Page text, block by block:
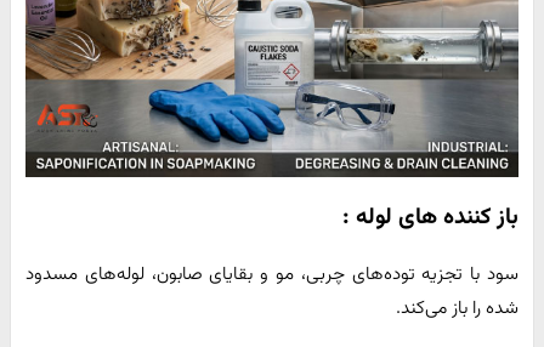
باز کننده ‌های لوله :
سود با تجزیه توده‌های چربی، مو و بقایای صابون، لوله‌های مسدود
شده را باز می‌کند.